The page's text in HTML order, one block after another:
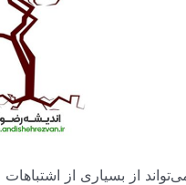
از بسیاری از